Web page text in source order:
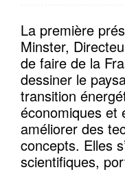
La première
Minster,
de faire de la
dessiner le
transition
économiques et
améliorer des
concepts. Elles
scientifiques,